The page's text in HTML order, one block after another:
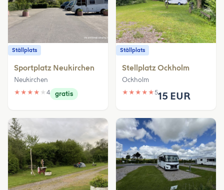
Ställplats
Sportplatz Neukirchen
Neukirchen
★ ★ ★ ★ ★ 4 gratis
Ställplats
Stellplatz Ockholm
Ockholm
★ ★ ★ ★ ★515 EUR